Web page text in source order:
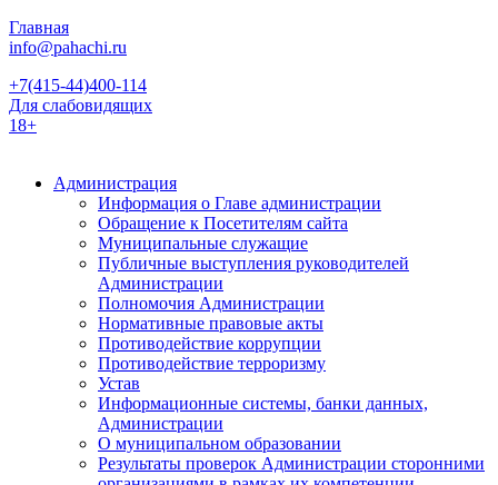
Главная
info@pahachi.ru
+7(415-44)400-114
Для слабовидящих
18+
Администрация
Информация о Главе администрации
Обращение к Посетителям сайта
Муниципальные служащие
Публичные выступления руководителей
Администрации
Полномочия Администрации
Нормативные правовые акты
Противодействие коррупции
Противодействие терроризму
Устав
Информационные системы, банки данных,
Администрации
О муниципальном образовании
Результаты проверок Администрации сторонними